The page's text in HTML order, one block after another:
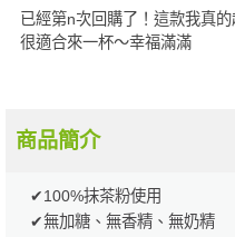
已經第n次回購了！這款我真
很適合來一杯～幸福滿滿
商品簡介
✔100%抹茶粉使用
✔無加糖、無香精、無奶精